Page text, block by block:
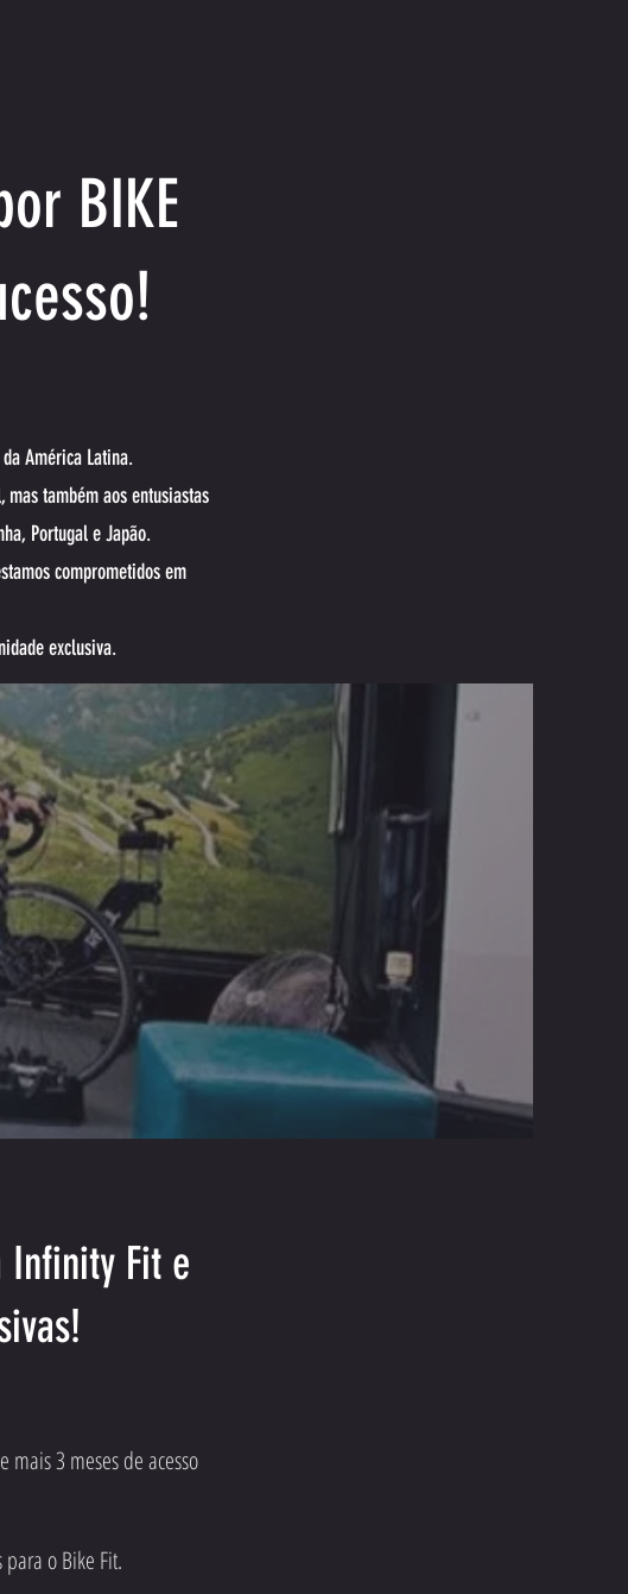
BIKE
América Latina.
também aos entusiastas
Portugal e Japão.
comprometidos em
exclusiva.
Infinity Fit e
mais 3 meses de acesso
para o Bike Fit.